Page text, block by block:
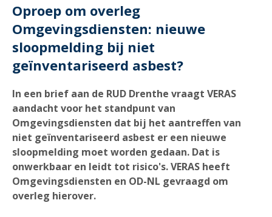
Oproep om overleg
Omgevingsdiensten: nieuwe
sloopmelding bij niet
geïnventariseerd asbest?
In een brief aan de RUD Drenthe vraagt VERAS
aandacht voor het standpunt van
Omgevingsdiensten dat bij het aantreffen van
niet geïnventariseerd asbest er een nieuwe
sloopmelding moet worden gedaan. Dat is
onwerkbaar en leidt tot risico's. VERAS heeft
Omgevingsdiensten en OD-NL gevraagd om
overleg hierover.